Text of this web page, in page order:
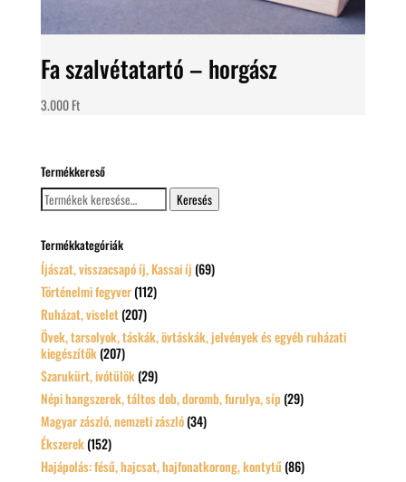
Fa szalvétatartó – horgász
3.000Ft
Termékkereső
Keresés
a
Keresés
Termékkategóriák
Íjászat, visszacsapó íj, Kassai íj (69)
Történelmi fegyver (112)
Ruházat, viselet (207)
Övek, tarsolyok, táskák, övtáskák, jelvények és egyéb ruházati
kiegészítők (207)
Szarukürt, ivótülök (29)
Népi hangszerek, táltos dob, doromb, furulya, síp (29)
Magyar zászló, nemzeti zászló (34)
Ékszerek (152)
Hajápolás: fésű, hajcsat, hajfonatkorong, kontytű (86)